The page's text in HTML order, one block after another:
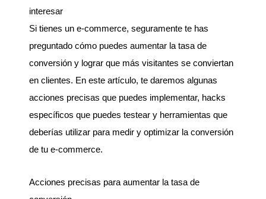
interesar
Si tienes un e-commerce, seguramente te has
preguntado cómo puedes aumentar la tasa de
conversión y lograr que más visitantes se conviertan
en clientes. En este artículo, te daremos algunas
acciones precisas que puedes implementar, hacks
específicos que puedes testear y herramientas que
deberías utilizar para medir y optimizar la conversión
de tu e-commerce.
Acciones precisas para aumentar la tasa de